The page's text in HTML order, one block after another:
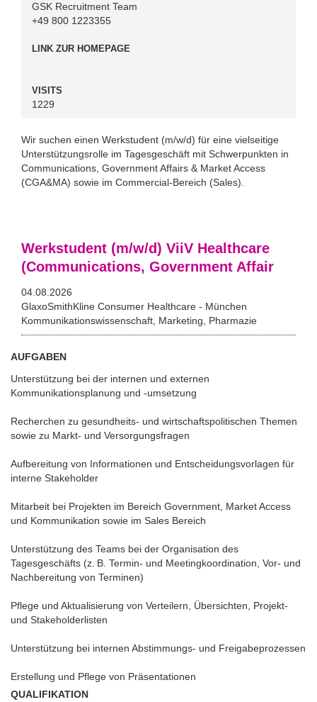
GSK Recruitment Team
+49 800 1223355
LINK ZUR HOMEPAGE
VISITS
1229
Wir suchen einen Werkstudent (m/w/d) für eine vielseitige
Unterstützungsrolle im Tagesgeschäft mit Schwerpunkten in
Communications, Government Affairs & Market Access
(CGA&MA) sowie im Commercial-Bereich (Sales).
Werkstudent (m/w/d) ViiV Healthcare
(Communications, Government Affair
04.08.2026
GlaxoSmithKline Consumer Healthcare - München
Kommunikationswissenschaft, Marketing, Pharmazie
AUFGABEN
Unterstützung bei der internen und externen
Kommunikationsplanung und -umsetzung
Recherchen zu gesundheits- und wirtschaftspolitischen Themen
sowie zu Markt- und Versorgungsfragen
Aufbereitung von Informationen und Entscheidungsvorlagen für
interne Stakeholder
Mitarbeit bei Projekten im Bereich Government, Market Access
und Kommunikation sowie im Sales Bereich
Unterstützung des Teams bei der Organisation des
Tagesgeschäfts (z. B. Termin- und Meetingkoordination, Vor- und
Nachbereitung von Terminen)
Pflege und Aktualisierung von Verteilern, Übersichten, Projekt-
und Stakeholderlisten
Unterstützung bei internen Abstimmungs- und Freigabeprozessen
Erstellung und Pflege von Präsentationen
QUALIFIKATION